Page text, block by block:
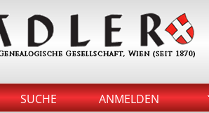
SUCHE ANMELDEN